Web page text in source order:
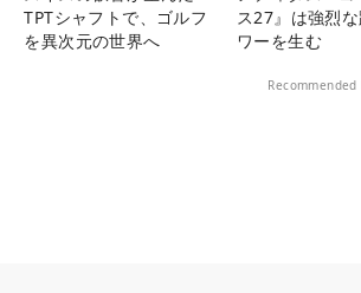
TPTシャフトで、ゴルフ
を異次元の世界へ
ス27』は強烈
ワーを生む
Recommended